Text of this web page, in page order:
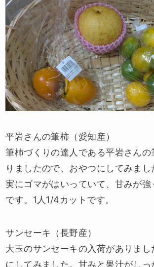
平岩さんの筆柿（愛知産）
筆柿づくりの達人である平岩さんの
りましたので、おやつにしてみまし
実にゴマがはいっていて、甘みが強
です。1人1/4カットです。
サンセーキ（長野産）
大玉のサンセーキの入荷がありまし
にしてみました。甘みと果汁がしっ